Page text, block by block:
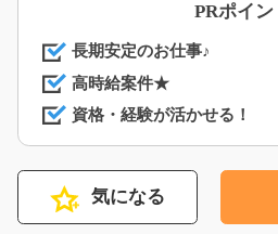
PRポイン
長期安定のお仕事♪
高時給案件★
資格・経験が活かせる！
気になる